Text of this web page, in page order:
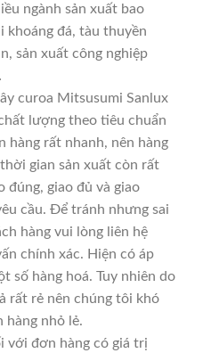
ngành sản xuất bao
khoáng đá, tàu thuyền
sản xuất công nghiệp
curoa Mitsusumi Sanlux
lượng theo tiêu chuẩn
hàng rất nhanh, nên hàng
gian sản xuất còn rất
đúng, giao đủ và giao
cầu. Để tránh nhưng sai
hàng vui lòng liên hệ
chính xác. Hiện có áp
số hàng hoá. Tuy nhiên do
rất rẻ nên chúng tôi khó
hàng nhỏ lẻ.
với đơn hàng có giá trị